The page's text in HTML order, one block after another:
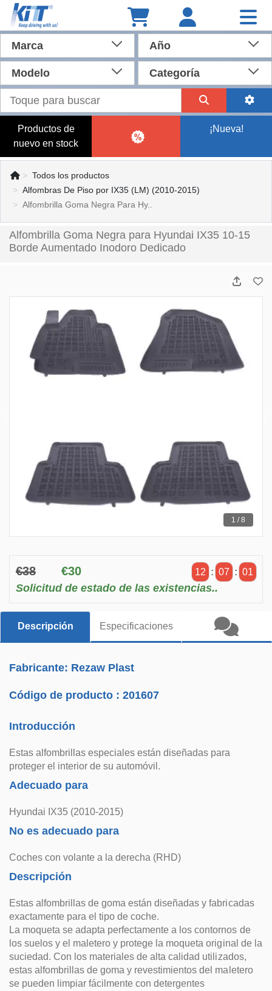
Marca Año
Modelo Categoría
Productos de
nuevo en stock
¡Nueva!
Todos los productos
Alfombras De Piso por IX35 (LM) (2010-2015)
Alfombrilla Goma Negra Para Hy..
Alfombrilla Goma Negra para Hyundai IX35 10-15
Borde Aumentado Inodoro Dedicado
1 / 8
€38 €30 12 : 07 : 01
Solicitud de estado de las existencias..
Descripción Especificaciones
Fabricante: Rezaw Plast
Código de producto :201607
Introducción
Estas alfombrillas especiales están diseñadas para
proteger el interior de su automóvil.
Adecuado para
Hyundai IX35 (2010-2015)
No es adecuado para
Coches con volante a la derecha (RHD)
Descripción
Estas alfombrillas de goma están diseñadas y fabricadas
exactamente para el tipo de coche.
La moqueta se adapta perfectamente a los contornos de
los suelos y el maletero y protege la moqueta original de la
suciedad. Con los materiales de alta calidad utilizados,
estas alfombrillas de goma y revestimientos del maletero
se pueden limpiar fácilmente con detergentes